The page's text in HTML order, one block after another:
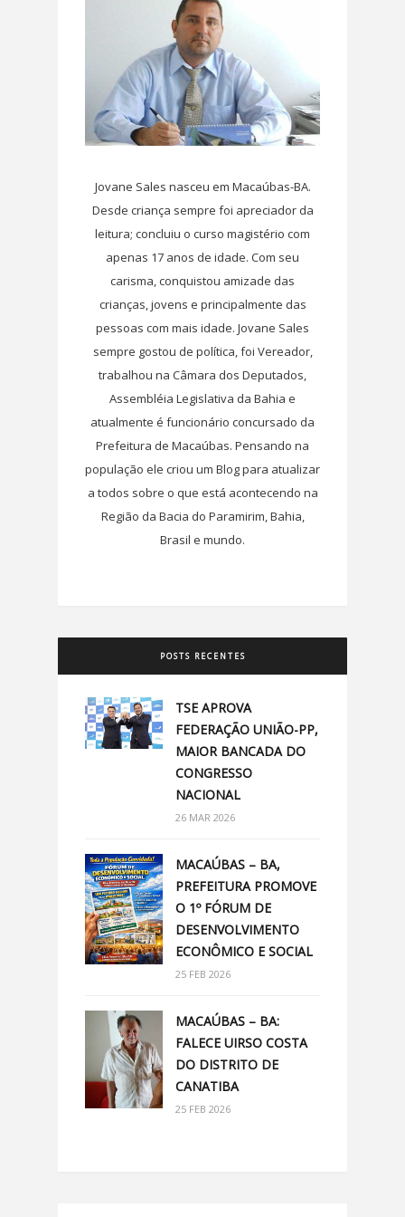
Jovane Sales nasceu em Macaúbas-BA.
Desde criança sempre foi apreciador da
leitura; concluiu o curso magistério com
apenas 17 anos de idade. Com seu
carisma, conquistou amizade das
crianças, jovens e principalmente das
pessoas com mais idade. Jovane Sales
sempre gostou de política, foi Vereador,
trabalhou na Câmara dos Deputados,
Assembléia Legislativa da Bahia e
atualmente é funcionário concursado da
Prefeitura de Macaúbas. Pensando na
população ele criou um Blog para atualizar
a todos sobre o que está acontecendo na
Região da Bacia do Paramirim, Bahia,
Brasil e mundo.
POSTS RECENTES
TSE APROVA
FEDERAÇÃO UNIÃO-PP,
MAIOR BANCADA DO
CONGRESSO
NACIONAL
26 MAR 2026
MACAÚBAS – BA,
PREFEITURA PROMOVE
O 1º FÓRUM DE
DESENVOLVIMENTO
ECONÔMICO E SOCIAL
25 FEB 2026
MACAÚBAS – BA:
FALECE UIRSO COSTA
DO DISTRITO DE
CANATIBA
25 FEB 2026